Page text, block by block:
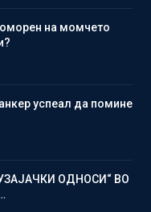
на момчето
успеал да помине
ОДНОСИ“ ВО